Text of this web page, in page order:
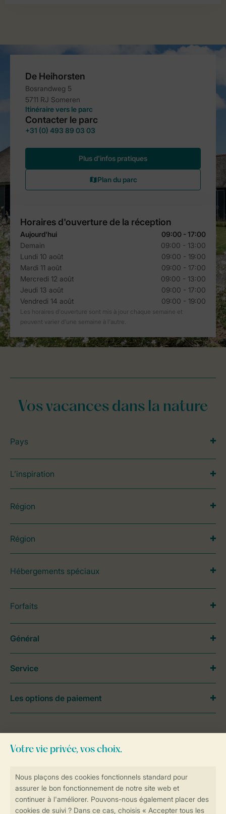
Vos vacances dans la nature
Pays
L’inspiration
Région
Région
Hébergements spéciaux
Forfaits
contactez notreContact Center.
Général
Service
Les options de paiement